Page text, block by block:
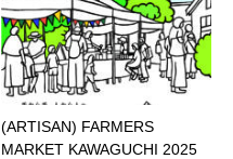
(ARTISAN) FARMERS
MARKET KAWAGUCHI 2025